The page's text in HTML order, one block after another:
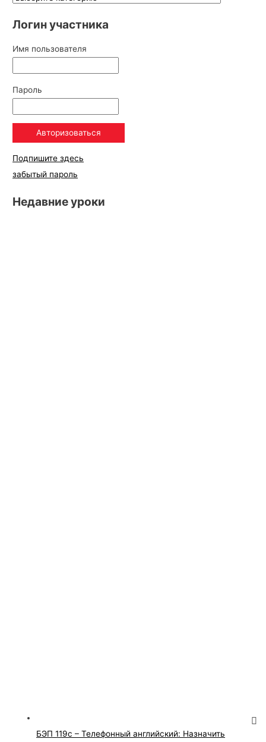
Логин участника
Имя пользователя
Пароль
Подпишите здесь
забытый пароль
Недавние уроки
БЭП 119с – Телефонный английский: Назначить